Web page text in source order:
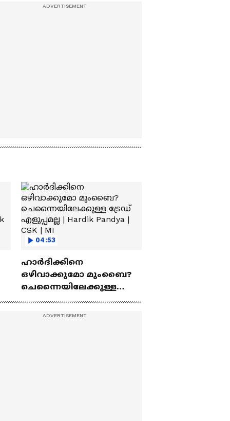
കുടുംബം കോസ്റ്റൽ
04:53
ഹാർദിക്കിനെ
ഒഴിവാക്കുമോ മുംബൈ?
ചെന്നൈയിലേക്കുള്ള
ട്രേഡ് എളുപ്പമല്ല | Hardik